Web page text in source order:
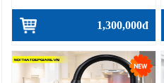
1,300,000đ